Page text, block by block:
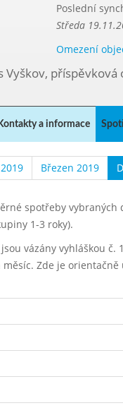
Poslední
Středa
Omezení
příspěvková
Kontakty a informace
Březen 2019
spotřeby
1-3 roky).
vázány vyhláškou
Zde je